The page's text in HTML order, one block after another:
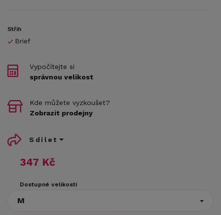
Střih
Brief
347 Kč
Dostupné velikosti
M
Vypočítejte si
správnou velikost
Kde můžete vyzkoušet?
Zobrazit prodejny
Sdílet